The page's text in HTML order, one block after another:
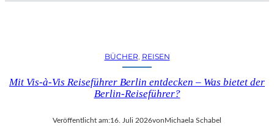
BÜCHER, REISEN
Mit Vis-à-Vis Reiseführer Berlin entdecken – Was bietet der
Berlin-Reiseführer?
Veröffentlicht am:16. Juli 2026von Michaela Schabel